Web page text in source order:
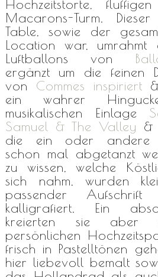
Hochzeitstorte,
Macarons-Turm.
Table, sowie der
Location war,
Luftballons von
ergänzt um die feinen
von Commes inspiriert
ein wahrer
musikalischen Einlage
Samuel & The Valley &
die ein oder andere
schon mal abgetanzt
zu wissen, welche
sich nahm, wurden
passender
kalligrafiert. Ein
kreierten sie
persönlichen
frisch in Pastelltönen
hier liebevoll bemalt